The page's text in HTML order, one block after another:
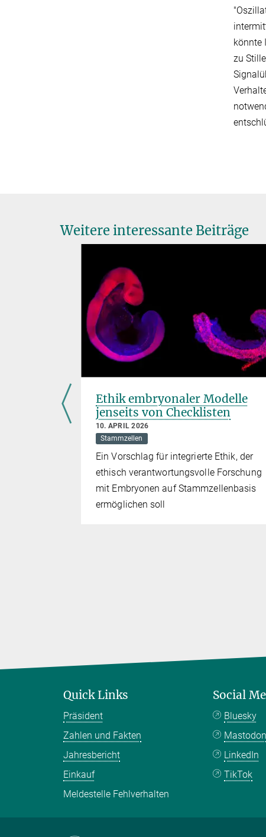
könnte
zu
Weitere interessante Beiträge
Ethik embryonaler Modelle
jenseits von Checklisten
10. APRIL 2026
Stammzellen
Ein Vorschlag für integrierte Ethik, der
ethisch verantwortungsvolle Forschung
mit Embryonen auf Stammzellenbasis
ermöglichen soll
Quick Links
Präsident
Zahlen und Fakten
Jahresbericht
Einkauf
Meldestelle Fehlverhalten
Social
Bluesky
Mastodon
LinkedIn
TikTok